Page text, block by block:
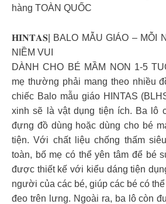
hàng TOÀN QUỐC
𝐇𝐈𝐍𝐓𝐀𝐒| BALO MẪU GIÁO – MỖI
NIỀM VUI
DÀNH CHO BÉ MẦM NON 1-5
mẹ thường phải mang theo nhiều
chiếc Balo mẫu giáo HINTAS
xinh sẽ là vật dụng tiện ích. Ba lô
đựng đồ dùng hoặc dùng cho bé
tiện. Với chất liệu chống thấm
toàn, bố mẹ có thể yên tâm để bé
được thiết kế với kiểu dáng tiện
người của các bé, giúp các bé có
đeo trên lưng. Ngoài ra, ba lô còn